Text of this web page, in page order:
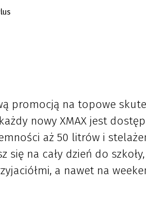
promocją na topowe
nowy XMAX jest
aż 50 litrów i
na cały dzień do
a nawet na